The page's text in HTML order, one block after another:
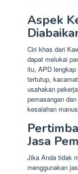
Aspek
Ciri khas dari
dapat melukai
itu, APD
tertutup,
usahakan
pemasangan
kesalahan
Jasa
Jika Anda tidak
menggunakan